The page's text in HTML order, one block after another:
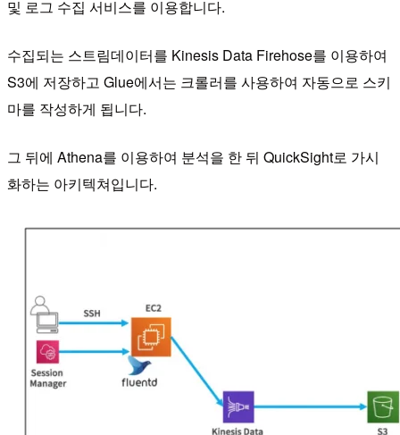
및 로그 수집 서비스를 이용합니다.
수집되는 스트림데이터를 Kinesis Data Firehose를 이용하여
S3에 저장하고 Glue에서는 크롤러를 사용하여 자동으로 스키
마를 작성하게 됩니다.
그 뒤에 Athena를 이용하여 분석을 한 뒤 QuickSight로 가시
화하는 아키텍쳐입니다.